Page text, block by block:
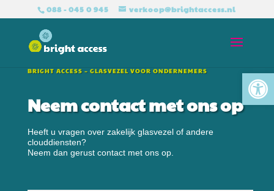
088 - 045 0 945 verkoop@brightaccess.nl
BRIGHT ACCESS – GLASVEZEL VOOR ONDERNEMERS
Neem contact met ons op
Heeft u vragen over zakelijk glasvezel of andere
clouddiensten?
Neem dan gerust contact met ons op.